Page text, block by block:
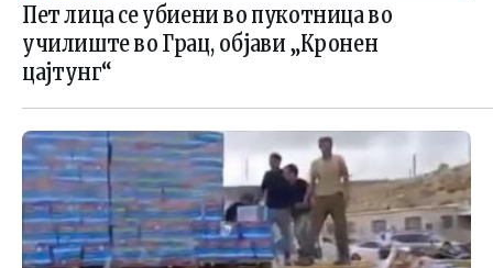
Пет лица се убиени во пукотница во
училиште во Грац, објави „Кронен
цајтунг“